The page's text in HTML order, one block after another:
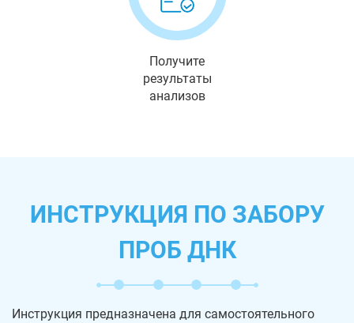
Получите
результаты
анализов
ИНСТРУКЦИЯ ПО ЗАБОРУ
ПРОБ ДНК
Инструкция предназначена для самостоятельного